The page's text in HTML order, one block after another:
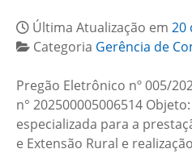
Última Atualização em 20
Categoria Gerência de
Pregão Eletrônico nº 005/
n° 202500005006514
especializada para a
e Extensão Rural e